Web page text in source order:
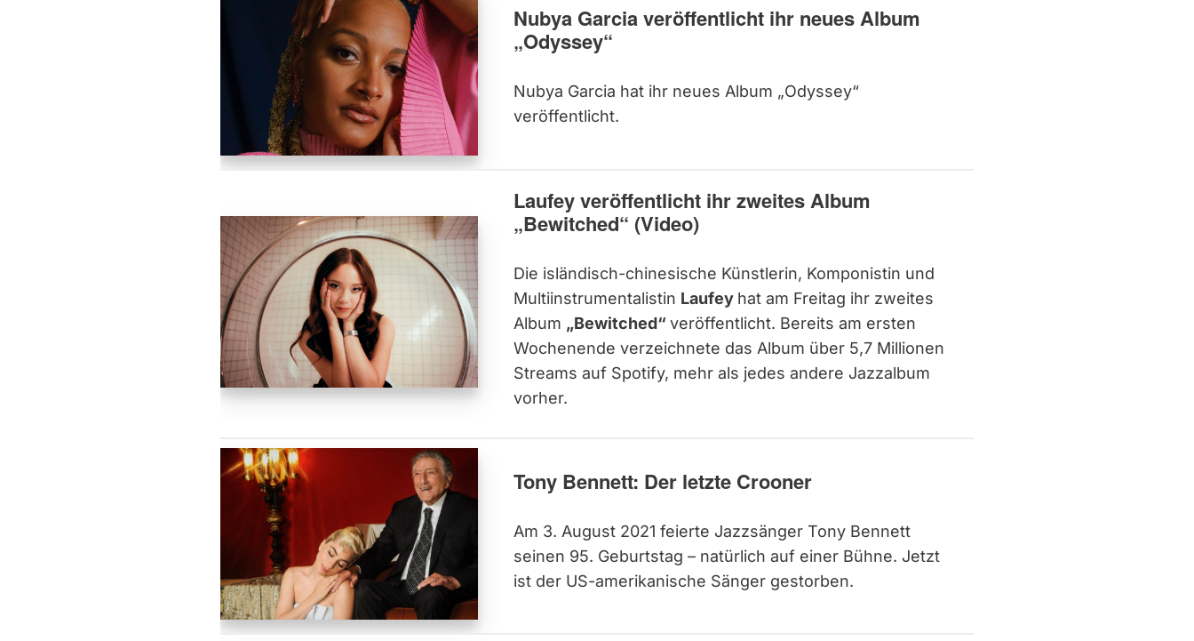
Nubya Garcia veröffentlicht ihr neues Album
„Odyssey“
Nubya Garcia hat ihr neues Album „Odyssey“
veröffentlicht.
Laufey veröffentlicht ihr zweites Album
„Bewitched“ (Video)
Die isländisch-chinesische Künstlerin, Komponistin und
Multiinstrumentalistin Laufey hat am Freitag ihr zweites
Album „Bewitched“ veröffentlicht. Bereits am ersten
Wochenende verzeichnete das Album über 5,7 Millionen
Streams auf Spotify, mehr als jedes andere Jazzalbum
vorher.
Tony Bennett: Der letzte Crooner
Am 3. August 2021 feierte Jazzsänger Tony Bennett
seinen 95. Geburtstag – natürlich auf einer Bühne. Jetzt
ist der US-amerikanische Sänger gestorben.